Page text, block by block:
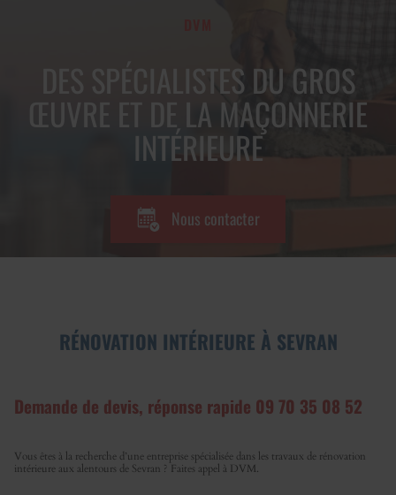
DES SPÉCIALISTES DU GROS
ŒUVRE ET DE LA MAÇONNERIE
INTÉRIEURE
Nous contacter
RÉNOVATION INTÉRIEURE À SEVRAN
Demande de devis, réponse rapide 09 70 35 08 52
Vous êtes à la recherche d’une entreprise spécialisée dans les travaux de rénovation
intérieure aux alentours de Sevran ? Faites appel à DVM.